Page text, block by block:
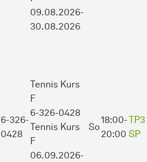
09.08.2026-
30.08.2026
6-326-
0428
Tennis Kurs
F
6-326-0428
Tennis Kurs
F
06.09.2026-
So
18:00-
20:00
TP3
SP